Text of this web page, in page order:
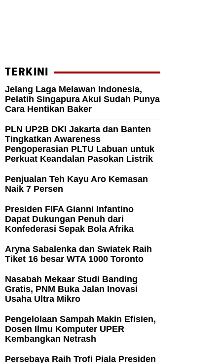
TERKINI
Jelang Laga Melawan Indonesia,
Pelatih Singapura Akui Sudah Punya
Cara Hentikan Baker
PLN UP2B DKI Jakarta dan Banten
Tingkatkan Awareness
Pengoperasian PLTU Labuan untuk
Perkuat Keandalan Pasokan Listrik
Penjualan Teh Kayu Aro Kemasan
Naik 7 Persen
Presiden FIFA Gianni Infantino
Dapat Dukungan Penuh dari
Konfederasi Sepak Bola Afrika
Aryna Sabalenka dan Swiatek Raih
Tiket 16 besar WTA 1000 Toronto
Nasabah Mekaar Studi Banding
Gratis, PNM Buka Jalan Inovasi
Usaha Ultra Mikro
Pengelolaan Sampah Makin Efisien,
Dosen Ilmu Komputer UPER
Kembangkan Netrash
Persebaya Raih Trofi Piala Presiden